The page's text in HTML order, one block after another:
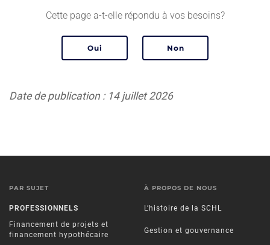
Cette page a-t-elle répondu à vos besoins?
Date de publication : 14 juillet 2026
PAR SUJET
PROFESSIONNELS
Financement de projets et
financement hypothécaire
À PROPOS DE NOUS
L’histoire de la SCHL
Gestion et gouvernance